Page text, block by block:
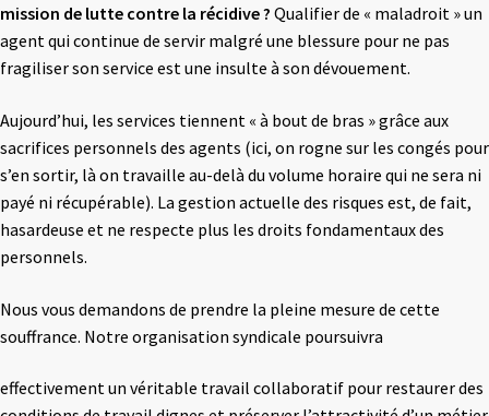
mission de lutte contre la récidive ? Qualifier de « maladroit » un
agent qui continue de servir malgré une blessure pour ne pas
fragiliser son service est une insulte à son dévouement.
Aujourd’hui, les services tiennent « à bout de bras » grâce aux
sacrifices personnels des agents (ici, on rogne sur les congés pour
s’en sortir, là on travaille au-delà du volume horaire qui ne sera ni
payé ni récupérable). La gestion actuelle des risques est, de fait,
hasardeuse et ne respecte plus les droits fondamentaux des
personnels.
Nous vous demandons de prendre la pleine mesure de cette
souffrance. Notre organisation syndicale poursuivra
effectivement un véritable travail collaboratif pour restaurer des